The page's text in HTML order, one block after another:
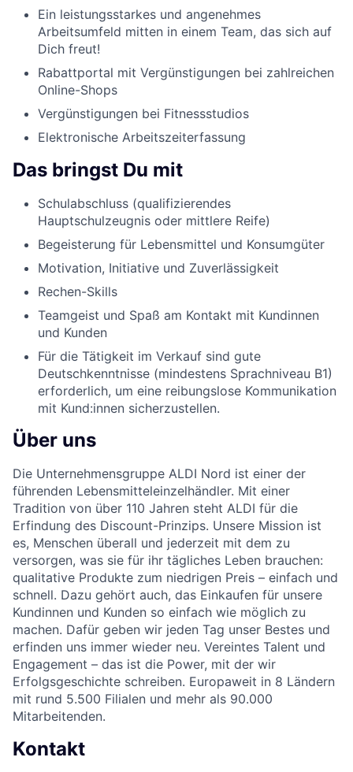
Ein leistungsstarkes und angenehmes
Arbeitsumfeld mitten in einem Team, das sich auf
Dich freut!
Rabattportal mit Vergünstigungen bei zahlreichen
Online-Shops
Vergünstigungen bei Fitnessstudios
Elektronische Arbeitszeiterfassung
Das bringst Du mit
Schulabschluss (qualifizierendes
Hauptschulzeugnis oder mittlere Reife)
Begeisterung für Lebensmittel und Konsumgüter
Motivation, Initiative und Zuverlässigkeit
Rechen-Skills
Teamgeist und Spaß am Kontakt mit Kundinnen
und Kunden
Für die Tätigkeit im Verkauf sind gute
Deutschkenntnisse (mindestens Sprachniveau B1)
erforderlich, um eine reibungslose Kommunikation
mit Kund:innen sicherzustellen.
Über uns
Die Unternehmensgruppe ALDI Nord ist einer der
führenden Lebensmitteleinzelhändler. Mit einer
Tradition von über 110 Jahren steht ALDI für die
Erfindung des Discount-Prinzips. Unsere Mission ist
es, Menschen überall und jederzeit mit dem zu
versorgen, was sie für ihr tägliches Leben brauchen:
qualitative Produkte zum niedrigen Preis – einfach und
schnell. Dazu gehört auch, das Einkaufen für unsere
Kundinnen und Kunden so einfach wie möglich zu
machen. Dafür geben wir jeden Tag unser Bestes und
erfinden uns immer wieder neu. Vereintes Talent und
Engagement – das ist die Power, mit der wir
Erfolgsgeschichte schreiben. Europaweit in 8 Ländern
mit rund 5.500 Filialen und mehr als 90.000
Mitarbeitenden.
Kontakt